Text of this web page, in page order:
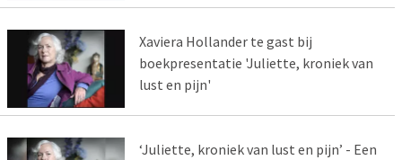
Xaviera Hollander te gast bij
boekpresentatie 'Juliette, kroniek van
lust en pijn'
‘Juliette, kroniek van lust en pijn’ - Een